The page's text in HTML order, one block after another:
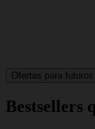
Ofertas para
Bestsellers